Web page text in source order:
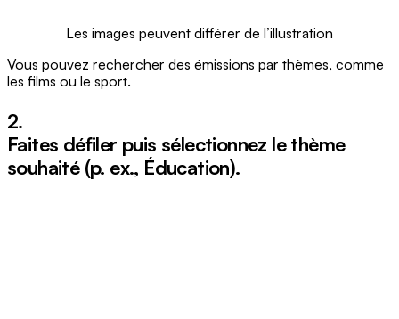
Les images peuvent différer de l’illustration
Vous pouvez rechercher des émissions par thèmes, comme
les films ou le sport.
2.
Faites défiler puis sélectionnez le thème
souhaité (p. ex., Éducation).